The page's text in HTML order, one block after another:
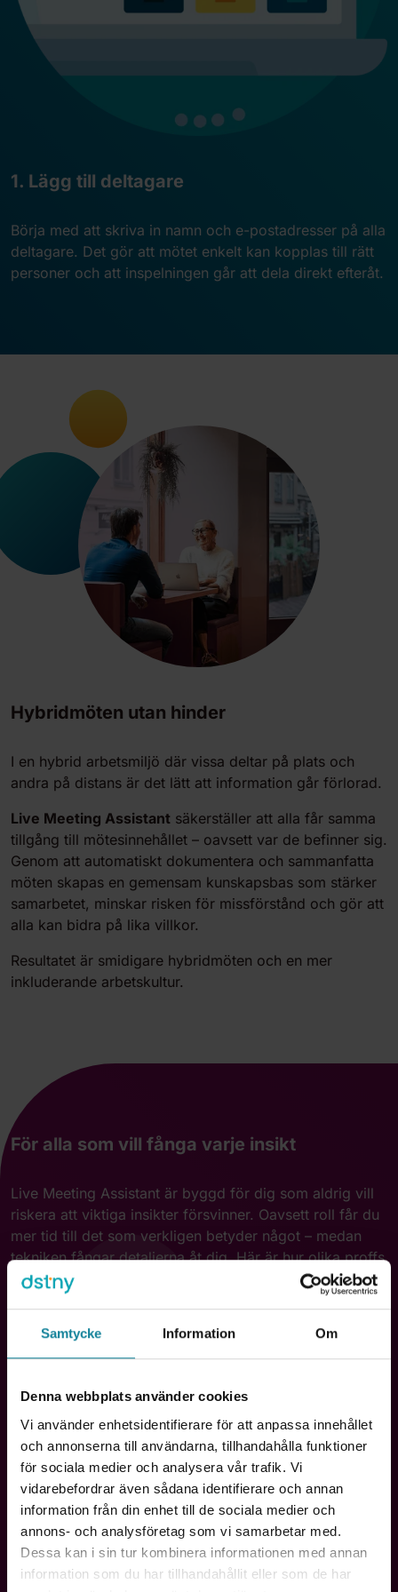
Samtycke Information Om
Denna webbplats använder cookies
Vi använder enhetsidentifierare för att anpassa innehållet
och annonserna till användarna, tillhandahålla funktioner
för sociala medier och analysera vår trafik. Vi
vidarebefordrar även sådana identifierare och annan
information från din enhet till de sociala medier och
annons- och analysföretag som vi samarbetar med.
Dessa kan i sin tur kombinera informationen med annan
information som du har tillhandahållit eller som de har
1. Lägg till deltagare
Börja med att skriva in namn och e-postadresser på alla
deltagare. Det gör att mötet enkelt kan kopplas till rätt
personer och att inspelningen går att dela direkt efteråt.
Hybridmöten utan hinder
I en hybrid arbetsmiljö där vissa deltar på plats och
andra på distans är det lätt att information går förlorad.
Live Meeting Assistant säkerställer att alla får samma
tillgång till mötesinnehållet – oavsett var de befinner sig.
Genom att automatiskt dokumentera och sammanfatta
möten skapas en gemensam kunskapsbas som stärker
samarbetet, minskar risken för missförstånd och gör att
alla kan bidra på lika villkor.
Resultatet är smidigare hybridmöten och en mer
inkluderande arbetskultur.
För alla som vill fånga varje insikt
Live Meeting Assistant är byggd för dig som aldrig vill
riskera att viktiga insikter försvinner. Oavsett roll får du
mer tid till det som verkligen betyder något – medan
tekniken fångar detaljerna åt dig. Här är hur olika proffs
använder det:
Säljare & konsulter
“Inget kundkrav missas.” Dokumentera varje
överenskommelse och bygg starkare
relationer genom att alltid kunna bekräfta
detaljer i efterhand.